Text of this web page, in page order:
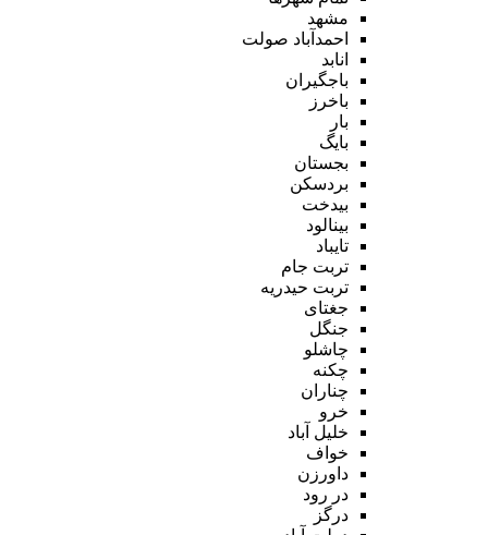
مشهد
احمدآباد صولت
انابد
باجگیران
باخرز
بار
بایگ
بجستان
بردسکن
بیدخت
بینالود
تایباد
تربت جام
تربت حیدریه
جغتای
جنگل
چاشلو
چکنه
چناران
خرو
خلیل آباد
خواف
داورزن
در رود
درگز